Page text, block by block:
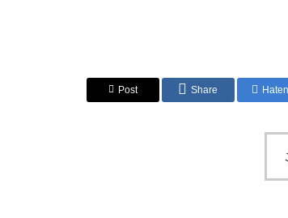
Post Share